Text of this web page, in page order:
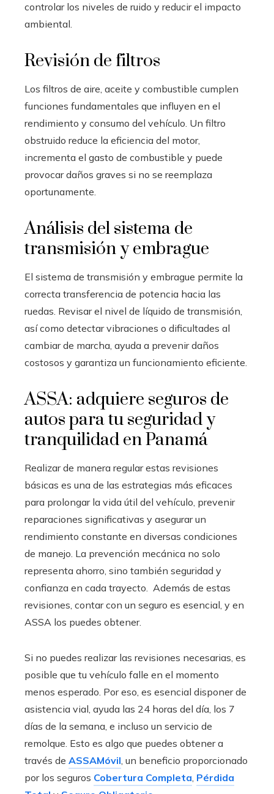
controlar los niveles de ruido y reducir el impacto
ambiental.
Revisión de filtros
Los filtros de aire, aceite y combustible cumplen
funciones fundamentales que influyen en el
rendimiento y consumo del vehículo. Un filtro
obstruido reduce la eficiencia del motor,
incrementa el gasto de combustible y puede
provocar daños graves si no se reemplaza
oportunamente.
Análisis del sistema de
transmisión y embrague
El sistema de transmisión y embrague permite la
correcta transferencia de potencia hacia las
ruedas. Revisar el nivel de líquido de transmisión,
así como detectar vibraciones o dificultades al
cambiar de marcha, ayuda a prevenir daños
costosos y garantiza un funcionamiento eficiente.
ASSA: adquiere seguros de
autos para tu seguridad y
tranquilidad en Panamá
Realizar de manera regular estas revisiones
básicas es una de las estrategias más eficaces
para prolongar la vida útil del vehículo, prevenir
reparaciones significativas y asegurar un
rendimiento constante en diversas condiciones
de manejo. La prevención mecánica no solo
representa ahorro, sino también seguridad y
confianza en cada trayecto. Además de estas
revisiones, contar con un seguro es esencial, y en
ASSA los puedes obtener.
Si no puedes realizar las revisiones necesarias, es
posible que tu vehículo falle en el momento
menos esperado. Por eso, es esencial disponer de
asistencia vial, ayuda las 24 horas del día, los 7
días de la semana, e incluso un servicio de
remolque. Esto es algo que puedes obtener a
través de ASSAMóvil, un beneficio proporcionado
por los seguros Cobertura Completa, Pérdida